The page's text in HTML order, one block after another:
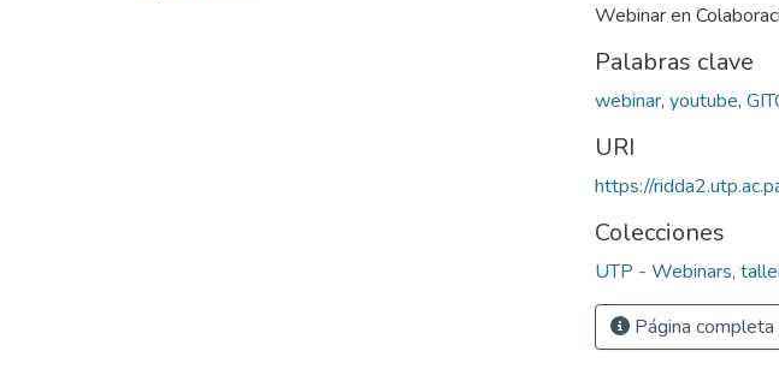
Webinar en
Palabras clave
webinar, youtube,
URI
https://
Colecciones
UTP - Webinars,
Página